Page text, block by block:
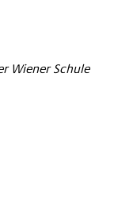
Wiener Schule